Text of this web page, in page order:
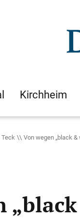
Kirchheim
Teck Von wegen „black &